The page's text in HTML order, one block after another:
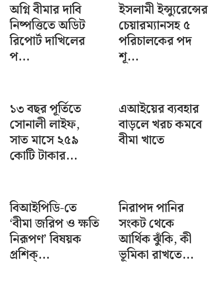
অগ্নি বীমার দাবি
নিষ্পত্তিতে অডিট
রিপোর্ট দাখিলের
প...
ইসলামী ইন্স্যুরেন্সের
চেয়ারম্যানসহ ৫
পরিচালকের পদ
শূ...
১৩ বছর পূর্তিতে
সোনালী লাইফ,
সাত মাসে ২৫৯
কোটি টাকার...
এআইয়ের ব্যবহার
বাড়লে খরচ কমবে
বীমা খাতে
বিআইপিডি-তে
‘বীমা জরিপ ও ক্ষতি
নিরূপণ’ বিষয়ক
প্রশিক্...
নিরাপদ পানির
সংকট থেকে
আর্থিক ঝুঁকি, কী
ভূমিকা রাখতে...